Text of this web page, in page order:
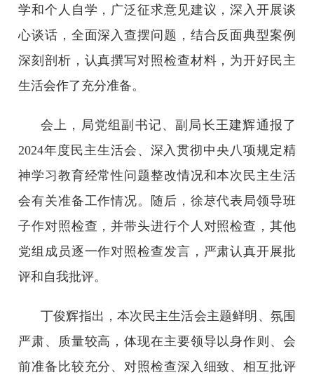
学和个人自学，广泛征求意见建议，深入开展谈
心谈话，全面深入查摆问题，结合反面典型案例
深刻剖析，认真撰写对照检查材料，为开好民主
生活会作了充分准备。
会上，局党组副书记、副局长王建辉通报了
2024年度民主生活会、深入贯彻中央八项规定精
神学习教育经常性问题整改情况和本次民主生活
会有关准备工作情况。随后，徐荩代表局领导班
子作对照检查，并带头进行个人对照检查，其他
党组成员逐一作对照检查发言，严肃认真开展批
评和自我批评。
丁俊辉指出，本次民主生活会主题鲜明、氛围
严肃、质量较高，体现在主要领导以身作则、会
前准备比较充分、对照检查深入细致、相互批评